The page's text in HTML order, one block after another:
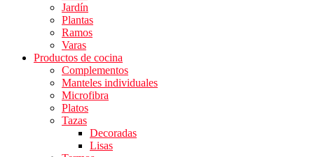
Jardín
Plantas
Ramos
Varas
Productos de cocina
Complementos
Manteles individuales
Microfibra
Platos
Tazas
Decoradas
Lisas